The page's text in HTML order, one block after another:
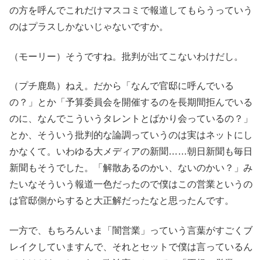
の方を呼んでこれだけマスコミで報道してもらうっていう
のはプラスしかないじゃないですか。
（モーリー）そうですね。批判が出てこないわけだし。
（プチ鹿島）ねえ。だから「なんで官邸に呼んでいる
の？」とか「予算委員会を開催するのを長期間拒んでいる
のに、なんでこういうタレントとばかり会っているの？」
とか、そういう批判的な論調っていうのは実はネットにし
かなくて。いわゆる大メディアの新聞……朝日新聞も毎日
新聞もそうでした。「解散あるのかい、ないのかい？」み
たいなそういう報道一色だったので僕はこの営業というの
は官邸側からすると大正解だったなと思ったんです。
一方で、もちろんいま「闇営業」っていう言葉がすごくブ
レイクしていますんで、それとセットで僕は言っているん